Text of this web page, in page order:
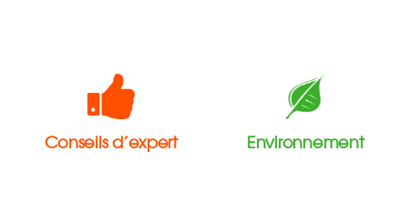
Conseils d’expert Environnement